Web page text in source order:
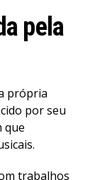
pela
própria
por seu
que
trabalhos